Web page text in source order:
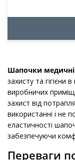
Шапочки медичні
захисту та гігієни
виробничих
захист від
використанні і не
еластичності
забезпечуючи
Переваги